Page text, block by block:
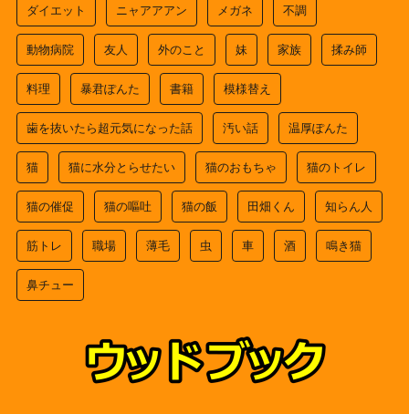
ダイエット ニャアアアン メガネ 不調
動物病院 友人 外のこと 妹 家族 揉み師
料理 暴君ぽんた 書籍 模様替え
歯を抜いたら超元気になった話 汚い話 温厚ぽんた
猫 猫に水分とらせたい 猫のおもちゃ 猫のトイレ
猫の催促 猫の嘔吐 猫の飯 田畑くん 知らん人
筋トレ 職場 薄毛 虫 車 酒 鳴き猫
鼻チュー